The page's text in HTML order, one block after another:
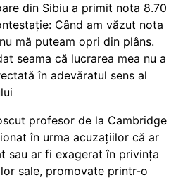
din Sibiu a primit nota 8.70
Când am văzut nota
mă puteam opri din plâns.
seama că lucrarea mea nu a
în adevăratul sens al
profesor de la Cambridge
în urma acuzațiilor că ar
sau ar fi exagerat în privința
sale, promovate printr-o